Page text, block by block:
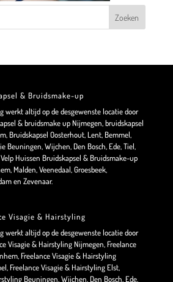
& Bruidsmake-up
werkt altijd op de desgewenste locatie door
& bruidsmake up Nijmegen, bruidskapsel
Bruidskapsel Oosterhout, Lent, Bemmel,
Beuningen, Wijchen, Den Bosch, Ede, Tiel,
Huissen Bruidskapsel & Bruidsmake-up
Malden, Veenedaal, Groesbeek,
en Zevenaar.
Visagie & Hairstyling
werkt altijd op de desgewenste locatie door
Visagie & Hairstyling Nijmegen, Freelance
Freelance Visagie & Hairstyling
Freelance Visagie & Hairstyling Elst,
Beuningen, Wijchen, Den Bosch, Ede,